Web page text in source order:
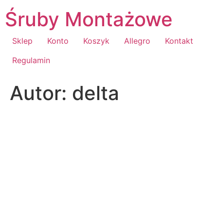
Przejdź
do
treści
Śruby Montażowe
Sklep Konto Koszyk Allegro
Kontakt
Regulamin
Autor: delta